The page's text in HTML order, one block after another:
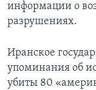
информации о
разрушениях.
Иранское
упоминания об
убиты 80